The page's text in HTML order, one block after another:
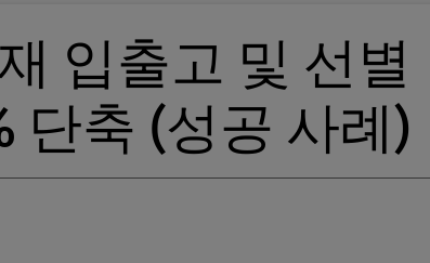
입출고 및 선별
단축 (성공 사례)